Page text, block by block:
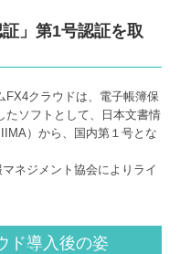
」第1号認証を取
FX4クラウドは、電子帳簿保
たソフトとして、日本文書情
）から、国内第１号とな
ネジメント協会によりライ
ド導入後の姿